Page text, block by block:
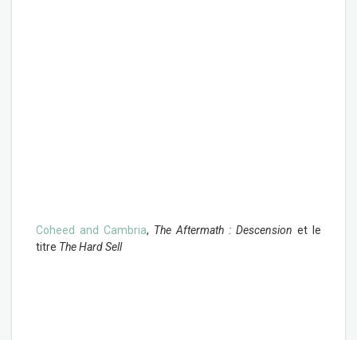
Coheed and Cambria, The Aftermath : Descension et le
titre The Hard Sell